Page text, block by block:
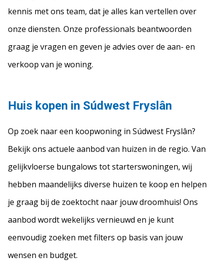
kennis met ons team, dat je alles kan vertellen over
onze diensten. Onze professionals beantwoorden
graag je vragen en geven je advies over de aan- en
verkoop van je woning.
Huis kopen in Súdwest Fryslân
Op zoek naar een koopwoning in Súdwest Fryslân?
Bekijk ons actuele aanbod van huizen in de regio. Van
gelijkvloerse bungalows tot starterswoningen, wij
hebben maandelijks diverse huizen te koop en helpen
je graag bij de zoektocht naar jouw droomhuis! Ons
aanbod wordt wekelijks vernieuwd en je kunt
eenvoudig zoeken met filters op basis van jouw
wensen en budget.